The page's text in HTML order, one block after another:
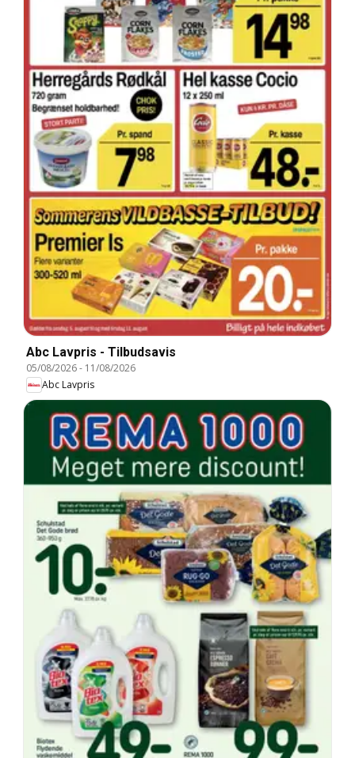
Abc Lavpris - Tilbudsavis
05/08/2026- 11/08/2026
Abc Lavpris